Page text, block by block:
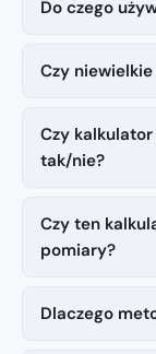
Do czego
Czy
Czy
tak/nie?
Czy ten
pomiary?
Dlaczego